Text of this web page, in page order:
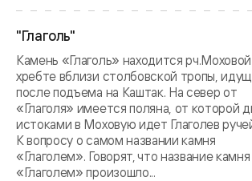
"Глаголь"
Камень «Глаголь» находится
хребте вблизи столбовской тропы,
после подъема на Каштак. На север от
«Глаголя» имеется поляна, от которой
истоками в Моховую идет Глаголев
К вопросу о самом названии камня
«Глаголем». Говорят, что название камня
«Глаголем» произошло...